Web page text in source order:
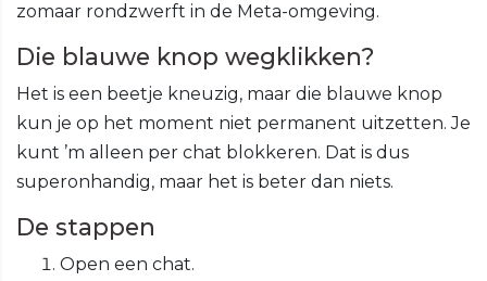
zomaar rondzwerft in de Meta-omgeving.
Die blauwe knop wegklikken?
Het is een beetje kneuzig, maar die blauwe knop
kun je op het moment niet permanent uitzetten. Je
kunt ’m alleen per chat blokkeren. Dat is dus
superonhandig, maar het is beter dan niets.
De stappen
Open een chat.